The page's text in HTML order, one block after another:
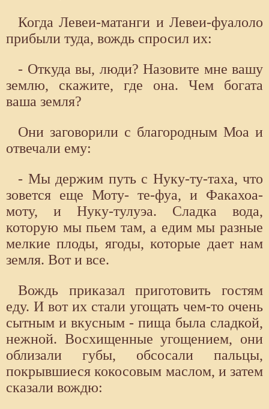
Когда Левеи-матанги и Левеи-фуалоло
прибыли туда, вождь спросил их:
- Откуда вы, люди? Назовите мне вашу
землю, скажите, где она. Чем богата
ваша земля?
Они заговорили с благородным Моа и
отвечали ему:
- Мы держим путь с Нуку-ту-таха, что
зовется еще Моту- те-фуа, и Факахоа-
моту, и Нуку-тулуэа. Сладка вода,
которую мы пьем там, а едим мы разные
мелкие плоды, ягоды, которые дает нам
земля. Вот и все.
Вождь приказал приготовить гостям
еду. И вот их стали угощать чем-то очень
сытным и вкусным - пища была сладкой,
нежной. Восхищенные угощением, они
облизали губы, обсосали пальцы,
покрывшиеся кокосовым маслом, и затем
сказали вождю: